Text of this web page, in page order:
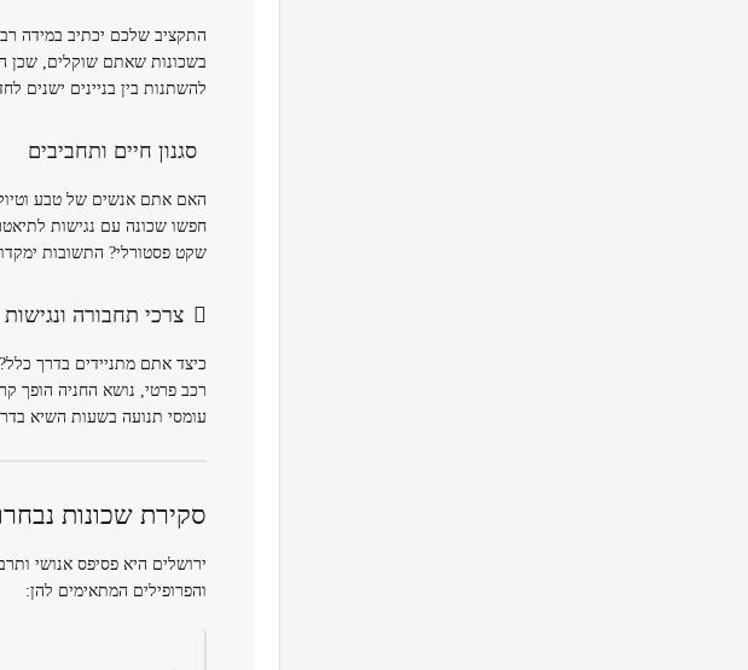
התקציב שלכם יכתיב במידה
בשכונות שאתם שוקלים, שכן
להשתנות בין בניינים ישנים
סגנון חיים ותחביבים
האם אתם אנשים של טבע
חפשו שכונה עם נגישות
שקט פסטורלי? התשובות
צרכי תחבורה ונגישות
כיצד אתם מתניידים בדרך
רכב פרטי, נושא החניה הופך
עומסי תנועה בשעות השיא
סקירת שכונות
ירושלים היא פסיפס אנושי
והפרופילים המתאימים להן: